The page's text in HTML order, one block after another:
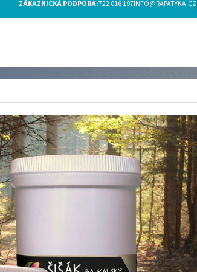
ZÁKAZNICKÁ PODPORA:722 016 197INFO@RAPATYKA.CZ